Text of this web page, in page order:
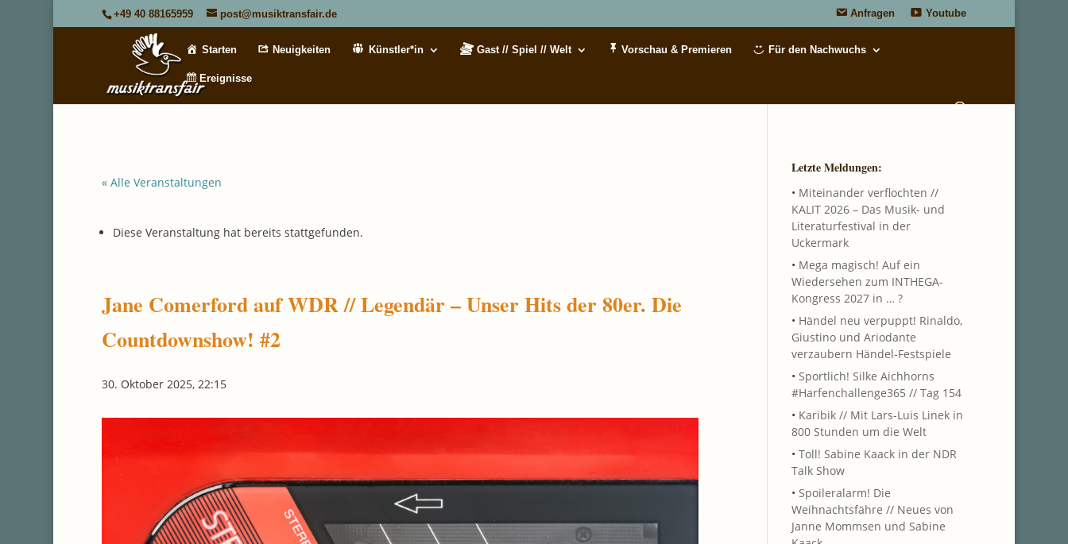
+49 40 88165959 post@musiktransfair.de Anfragen Youtube
Starten Neuigkeiten Künstler*in Gast // Spiel // Welt Vorschau & Premieren Für den Nachwuchs
Ereignisse
« Alle Veranstaltungen
Diese Veranstaltung hat bereits stattgefunden.
Jane Comerford auf WDR // Legendär – Unser Hits der 80er. Die
Countdownshow! #2
30. Oktober 2025, 22:15
Letzte Meldungen:
• Miteinander verflochten //
KALIT 2026 – Das Musik- und
Literaturfestival in der
Uckermark
• Mega magisch! Auf ein
Wiedersehen zum INTHEGA-
Kongress 2027 in … ?
• Händel neu verpuppt! Rinaldo,
Giustino und Ariodante
verzaubern Händel-Festspiele
• Sportlich! Silke Aichhorns
#Harfenchallenge365 // Tag 154
• Karibik // Mit Lars-Luis Linek in
800 Stunden um die Welt
• Toll! Sabine Kaack in der NDR
Talk Show
• Spoileralarm! Die
Weihnachtsfähre // Neues von
Janne Mommsen und Sabine